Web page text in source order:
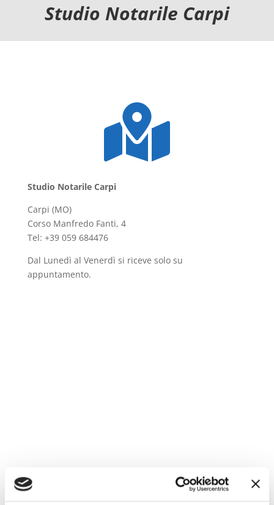
Studio Notarile Carpi

Studio Notarile Carpi
Carpi (MO)
Corso Manfredo Fanti, 4
Tel: +39 059 684476
Dal Lunedì al Venerdì si riceve solo su
appuntamento.